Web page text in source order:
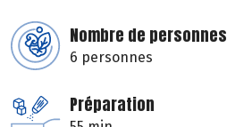
Nombre de personnes
6 personnes
Préparation